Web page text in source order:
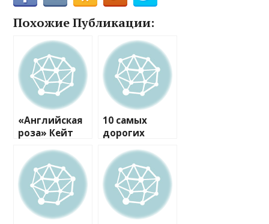
Похожие Публикации:
«Английская
роза» Кейт
выглядит
стильно и
элегантно в
русской
меховой
шапке
10 самых
дорогих
Миддлтон
2016 года